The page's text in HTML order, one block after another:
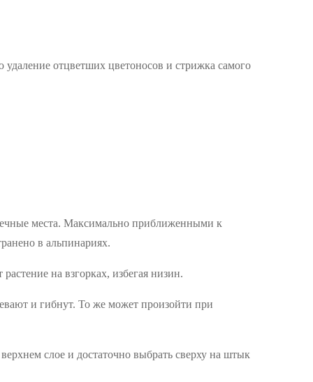
отцветших цветоносов и стрижка самого
места. Максимально приближенными к
в альпинариях.
на взгорках, избегая низин.
и гибнут. То же может произойти при
слое и достаточно выбрать сверху на штык